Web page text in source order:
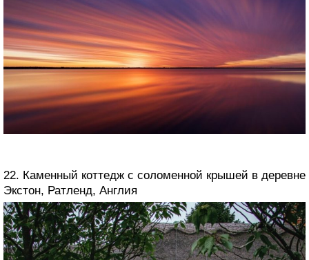
22. Каменный коттедж с соломенной крышей в деревне
Экстон, Ратленд, Англия